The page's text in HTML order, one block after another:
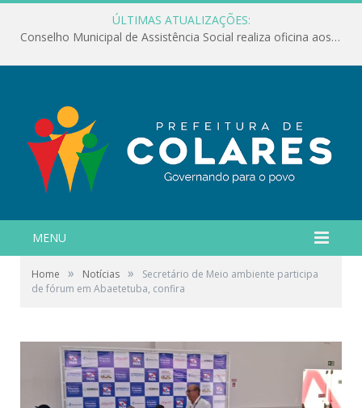
ÚLTIMAS ATUALIZAÇÕES:
Conselho Municipal de Assistência Social realiza oficina aos servidores
MENU
Home » Notícias »
Secretário de Meio ambiente participa
de fórum em Abaetetuba, confira